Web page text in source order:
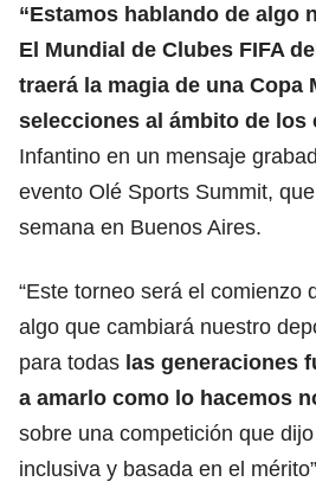
“Estamos hablando de algo
El Mundial de Clubes FIFA
traerá la magia de una Copa
selecciones al ámbito de los
Infantino en un mensaje
evento Olé Sports Summit,
semana en Buenos Aires.
“Este torneo será el comienzo
algo que cambiará nuestro
para todas las generaciones
a amarlo como lo hacemos
sobre una competición que
inclusiva y basada en el